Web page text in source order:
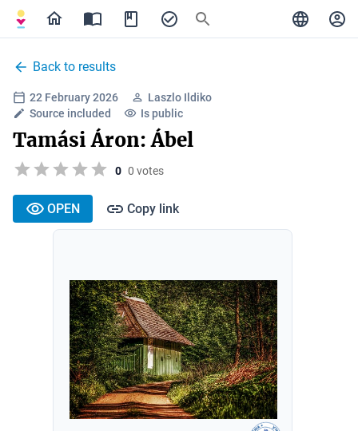
Back to results
22 February 2026
Laszlo Ildiko
Source included
Is public
Tamási Áron: Ábel
0 0 votes
OPEN Copy link